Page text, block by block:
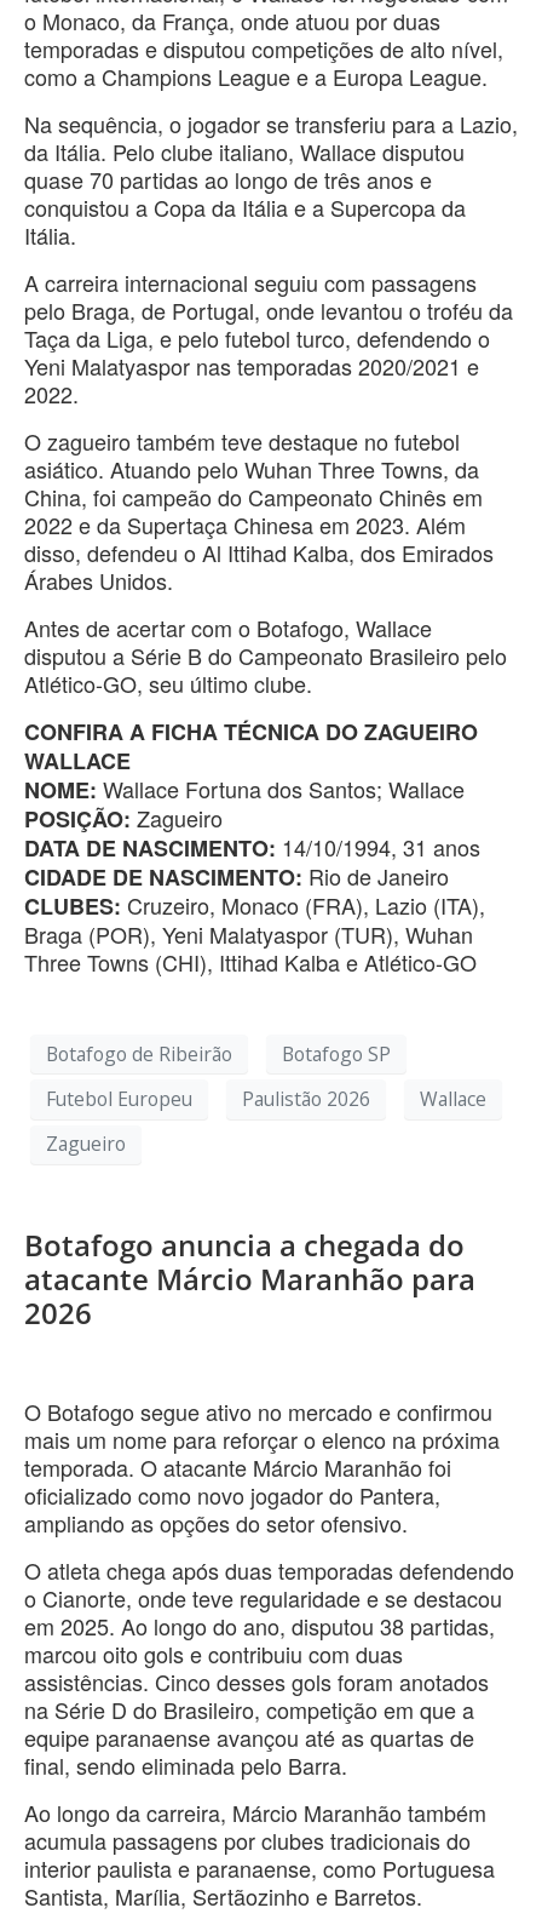
o Monaco, da França, onde atuou por duas
temporadas e disputou competições de alto nível,
como a Champions League e a Europa League.
Na sequência, o jogador se transferiu para a Lazio,
da Itália. Pelo clube italiano, Wallace disputou
quase 70 partidas ao longo de três anos e
conquistou a Copa da Itália e a Supercopa da
Itália.
A carreira internacional seguiu com passagens
pelo Braga, de Portugal, onde levantou o troféu da
Taça da Liga, e pelo futebol turco, defendendo o
Yeni Malatyaspor nas temporadas 2020/2021 e
2022.
O zagueiro também teve destaque no futebol
asiático. Atuando pelo Wuhan Three Towns, da
China, foi campeão do Campeonato Chinês em
2022 e da Supertaça Chinesa em 2023. Além
disso, defendeu o Al Ittihad Kalba, dos Emirados
Árabes Unidos.
Antes de acertar com o Botafogo, Wallace
disputou a Série B do Campeonato Brasileiro pelo
Atlético-GO, seu último clube.
CONFIRA A FICHA TÉCNICA DO ZAGUEIRO
WALLACE
NOME: Wallace Fortuna dos Santos; Wallace
POSIÇÃO: Zagueiro
DATA DE NASCIMENTO: 14/10/1994, 31 anos
CIDADE DE NASCIMENTO: Rio de Janeiro
CLUBES: Cruzeiro, Monaco (FRA), Lazio (ITA),
Braga (POR), Yeni Malatyaspor (TUR), Wuhan
Three Towns (CHI), Ittihad Kalba e Atlético-GO
Botafogo de Ribeirão
Botafogo SP
Futebol Europeu
Paulistão 2026
Wallace
Zagueiro
Botafogo anuncia a chegada do
atacante Márcio Maranhão para
2026
O Botafogo segue ativo no mercado e confirmou
mais um nome para reforçar o elenco na próxima
temporada. O atacante Márcio Maranhão foi
oficializado como novo jogador do Pantera,
ampliando as opções do setor ofensivo.
O atleta chega após duas temporadas defendendo
o Cianorte, onde teve regularidade e se destacou
em 2025. Ao longo do ano, disputou 38 partidas,
marcou oito gols e contribuiu com duas
assistências. Cinco desses gols foram anotados
na Série D do Brasileiro, competição em que a
equipe paranaense avançou até as quartas de
final, sendo eliminada pelo Barra.
Ao longo da carreira, Márcio Maranhão também
acumula passagens por clubes tradicionais do
interior paulista e paranaense, como Portuguesa
Santista, Marília, Sertãozinho e Barretos.